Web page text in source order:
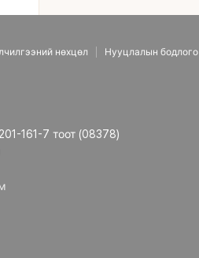
нөхцөл Нууцлалын бодлого
161-7 тоот (08378)